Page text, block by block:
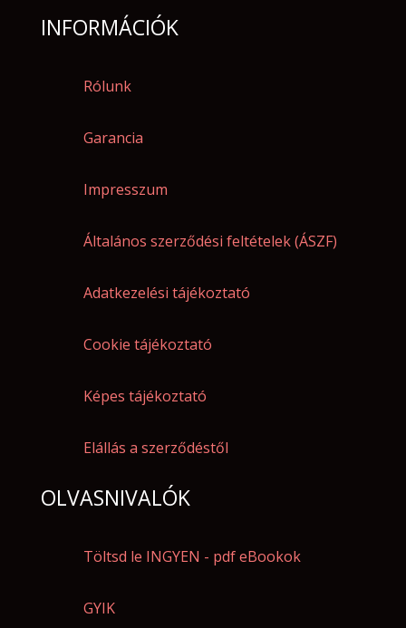
INFORMÁCIÓK
Rólunk
Garancia
Impresszum
Általános szerződési feltételek (ÁSZF)
Adatkezelési tájékoztató
Cookie tájékoztató
Képes tájékoztató
Elállás a szerződéstől
OLVASNIVALÓK
Töltsd le INGYEN - pdf eBookok
GYIK